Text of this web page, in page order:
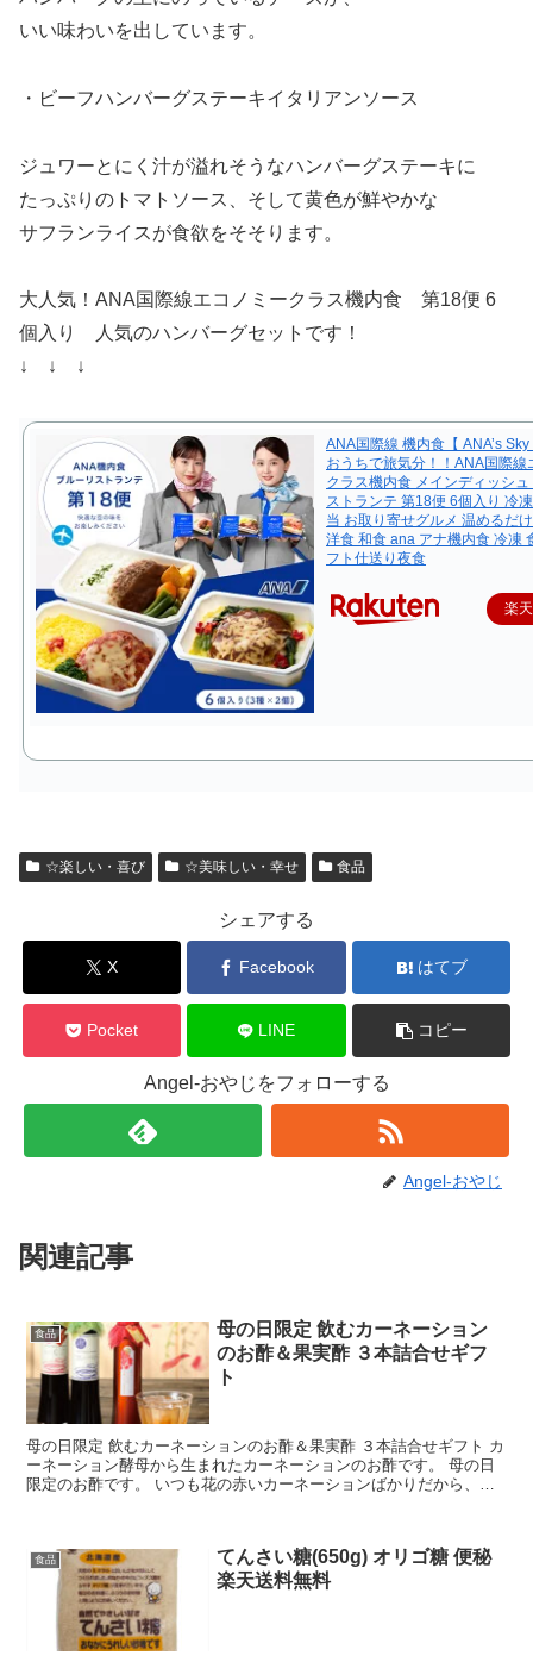
いい味わいを出しています。
・ビーフハンバーグステーキイタリアンソース
ジュワーとにく汁が溢れそうなハンバーグステーキに
たっぷりのトマトソース、そして黄色が鮮やかな
サフランライスが食欲をそそります。
大人気！ANA国際線エコノミークラス機内食 第18便 6
個入り 人気のハンバーグセットです！
↓ ↓ ↓
ANA国際線 機内食【 ANA’s
おうちで旅気分！！ANA国際線
クラス機内食 メインディッシ
ストランテ 第18便 6個入り 冷
当 お取り寄せグルメ 温めるだ
洋食 和食 ana アナ機内食 冷凍
フト仕送り夜食
楽
☆楽しい・喜び ☆美味しい・幸せ 食品
シェアする
X Facebook はてブ
Pocket LINE コピー
Angel-おやじをフォローする
Angel-おやじ
関連記事
食品
母の日限定 飲むカーネーション
のお酢＆果実酢 ３本詰合せギフ
ト
母の日限定 飲むカーネーションのお酢＆果実酢 ３本詰合せギフト カ
ーネーション酵母から生まれたカーネーションのお酢です。 母の日
限定のお酢です。 いつも花の赤いカーネーションばかりだから、今
食品
てんさい糖(650g) オリゴ糖 便秘
楽天送料無料